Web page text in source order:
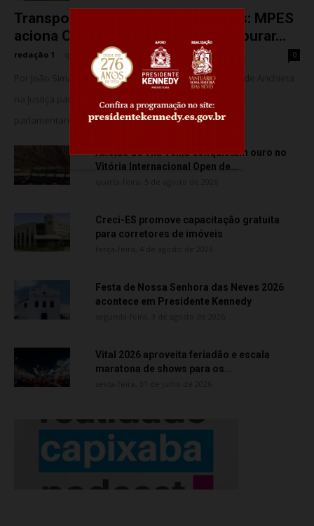
Transporte particular de pacientes: MPES
aciona Câmara de Anchieta para apurar...
redação 1 quarta-feira, 5 de agosto de 2026 0
Por João Simas – Jornalista O MPES acionou a Câmara de Anchieta
na Justiça para barrar o suposto uso de assessores
parlamentares no transporte de...
Atletas de Vila Velha conquistam ouro no
Vitória Internacional Open de...
Creci-ES promove capacitação gratuita
para corretores de imóveis
Festa de Nossa Senhora das Neves 2026
acontece em Presidente Kennedy
Vital 2026 aproveita feriadão e escala
maratona de shows para os...